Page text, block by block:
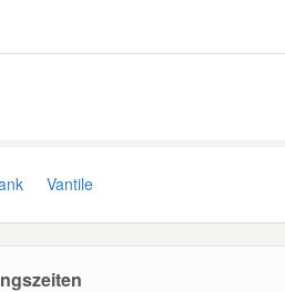
Vantile